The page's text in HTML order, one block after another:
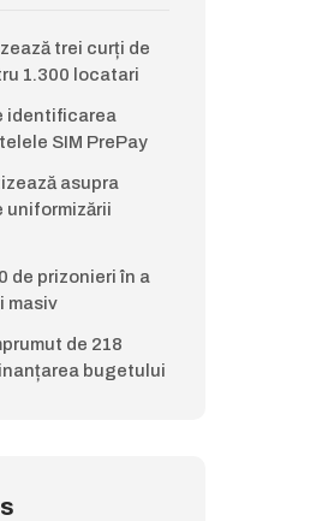
trei curți de
1.300 locatari
identificarea
SIM PrePay
asupra
uniformizării
de prizonieri în a
masiv
de 218
bugetului